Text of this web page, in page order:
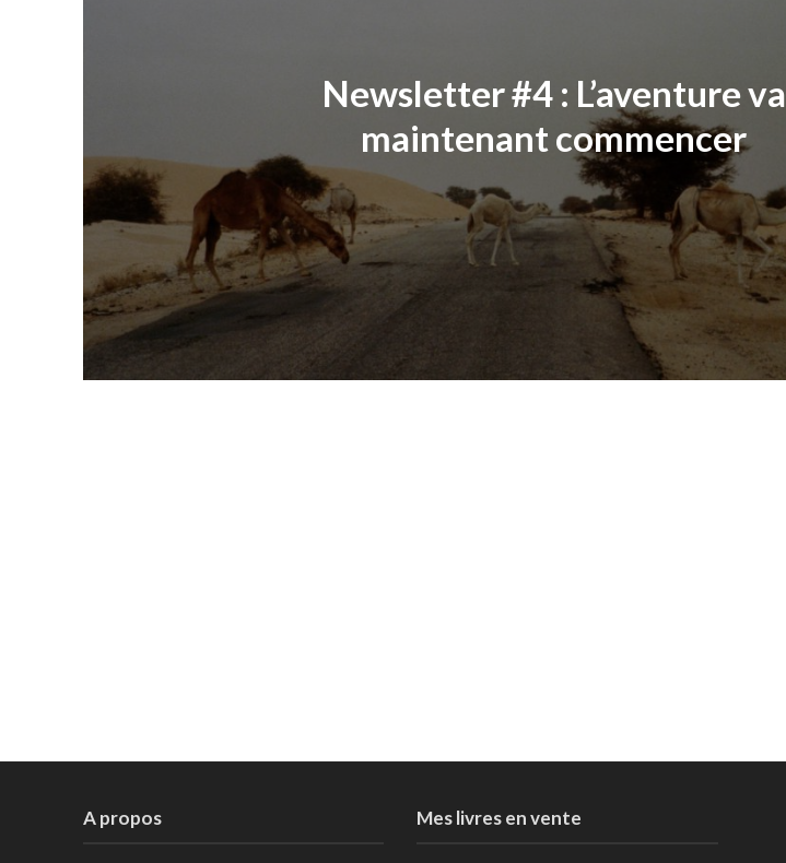
Newsletter #4 : L’aventure va
maintenant commencer
A propos Mes livres en vente